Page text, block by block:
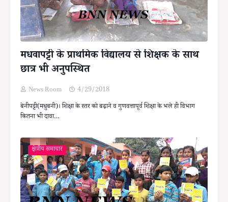
मधवापट्टी के प्राथमिक विद्यालय से शिक्षक के साथ
छात्र भी अनुपस्थित
News Room
4/29/2018
बेनीपट्टी(मधुबनी)। शिक्षा के स्तर को बढ़ाने व गुणवत्तापूर्व शिक्षा के भले ही विभाग
कितना भी दावा…
क्षेत्रीय समाचार